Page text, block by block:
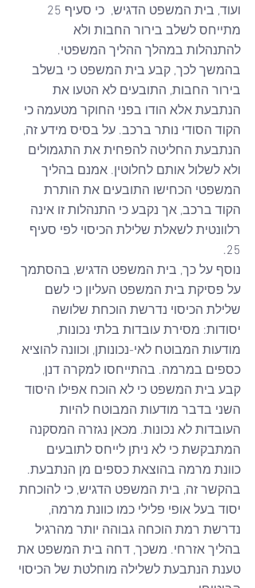
מתייחס לשלב בירור החבות ולא
להתנהלות במהלך ההליך המשפטי.
בהמשך לכך, קבע בית המשפט כי בשלב
בירור החבות, התובעים לא הטעו את
הנתבעת אלא הודו בפני החוקר מטעמה כי
הקוד הסודי נותר ברכב. על בסיס מידע זה,
הנתבעת החליטה להפחית את התגמולים
ולא לשלול אותם לחלוטין. אמנם בהליך
המשפטי הכחישו התובעים את הותרת
הקוד ברכב, אך נקבע כי התנהלות זו אינה
רלוונטית לשאלת שלילת הכיסוי לפי סעיף
25.
נוסף על כך, בית המשפט הדגיש, בהסתמך
על פסיקת בית המשפט העליון כי לשם
שלילת הכיסוי נדרשת הוכחת שלושה
יסודות: מסירת עובדות בלתי נכונות,
מודעות המבוטח לאי-נכונותן, וכוונה להוציא
כספים במרמה. בהתייחסו למקרה דנן,
קבע בית המשפט כי לא הוכח אפילו היסוד
השני בדבר מודעות המבוטח להיות
העובדות לא נכונות. מכאן נגזרה המסקנה
המתבקשת כי לא ניתן לייחס לתובעים
כוונת מרמה בהוצאת כספים מן הנתבעת.
בהקשר זה, בית המשפט הדגיש, כי להוכחת
יסוד בעל אופי פלילי כמו כוונת מרמה,
נדרשת רמת הוכחה גבוהה יותר מהרגיל
בהליך אזרחי. משכך, דחה בית המשפט את
טענת הנתבעת לשלילה מוחלטת של הכיסוי